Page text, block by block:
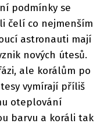
podmínky se
čelí co nejmenším
astronauti mají
nových útesů.
ale korálům po
vymírají příliš
oteplování
barvu a koráli tak